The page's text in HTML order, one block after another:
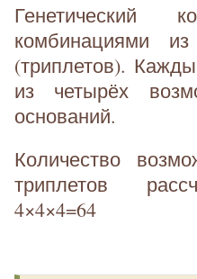
Генетический
комбинациями
(триплетов).
из четырёх
оснований.
Количество
триплетов
4×4×4=64